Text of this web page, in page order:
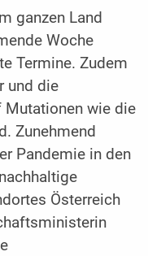
ganzen Land
Woche
Termine. Zudem
und die
wie die
Zunehmend
Pandemie in den
Österreich